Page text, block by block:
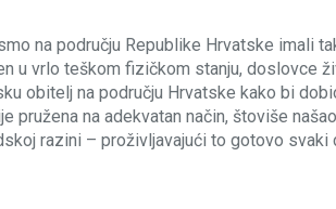
na području Republike Hrvatske imali
u vrlo teškom fizičkom stanju, doslovce
obitelj na području Hrvatske kako bi
pružena na adekvatan način, štoviše
razini – proživljavajući to gotovo svaki